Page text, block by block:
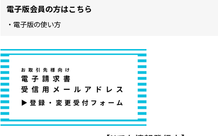
電子版会員の方はこちら
・電子版の使い方